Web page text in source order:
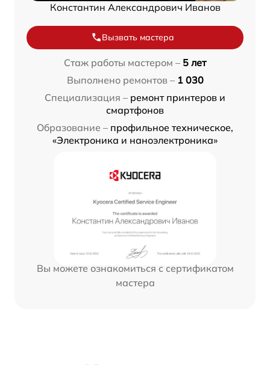
Константин Александрович Иванов
Вызвать мастера
Стаж работы мастером – 5 лет
Выполнено ремонтов – 1 030
Специализация – ремонт принтеров и
смартфонов
Образование – профильное техническое,
«Электроника и наноэлектроника»
Вы можете ознакомиться с сертификатом
мастера